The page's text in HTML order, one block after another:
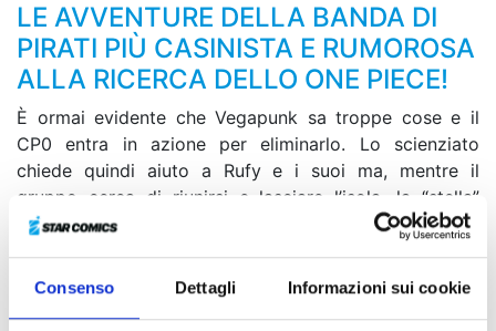
Consenso Dettagli Informazioni sui cookie
LE AVVENTURE DELLA BANDA DI
PIRATI PIÙ CASINISTA E RUMOROSA
ALLA RICERCA DELLO ONE PIECE!
È ormai evidente che Vegapunk sa troppe cose e il
CP0 entra in azione per eliminarlo. Lo scienziato
chiede quindi aiuto a Rufy e i suoi ma, mentre il
gruppo cerca di riunirsi e lasciare l’isola, la “stella”
finisce dispersa chissà dove! Cosa mai starà
Egghead?!